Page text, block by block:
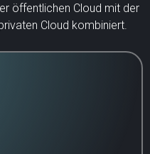
öffentlichen Cloud mit der
Cloud kombiniert.